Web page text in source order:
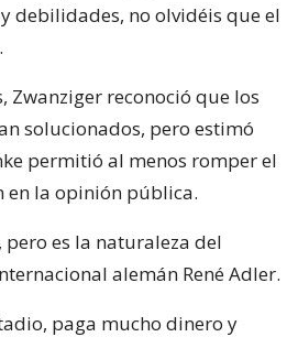
debilidades, no olvidéis que el
Zwanziger reconoció que los
solucionados, pero estimó
permitió al menos romper el
en la opinión pública.
es la naturaleza del
alemán René Adler.
paga mucho dinero y